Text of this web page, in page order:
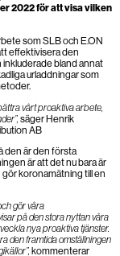
2022 för att visa vilken
som SLB och E.ON
effektivisera den
bland annat
urladdningar som
vårt proaktiva arbete,
säger Henrik
AB
den är den första
är att det nu bara är
koronamätning till en
gör våra
på den stora nyttan våra
nya proaktiva tjänster.
den framtida omställningen
kommenterar